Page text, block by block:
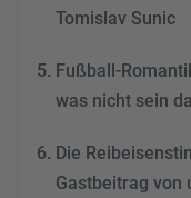
Tomislav Sunic
Fußball-
was nicht sein
Die
Gastbeitrag von